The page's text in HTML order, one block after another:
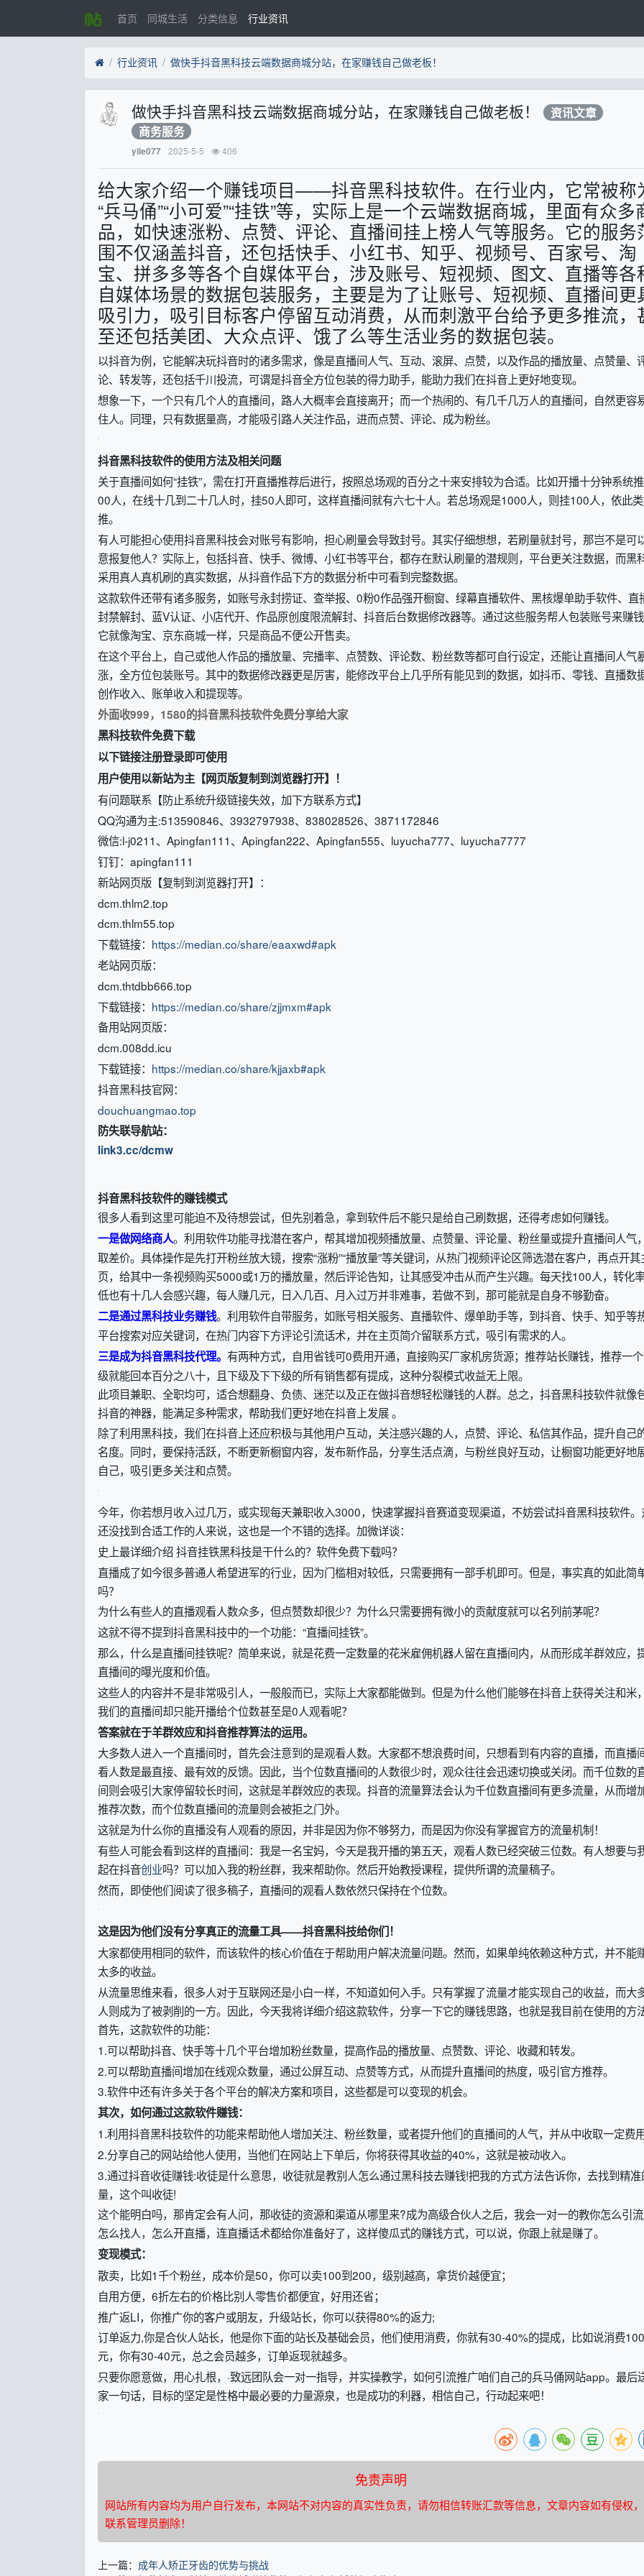
首页 同城生活 分类信息 行业资讯
行业资讯 做快手抖音黑科技云端数据商城分站，在家赚钱自己做老板！
做快手抖音黑科技云端数据商城分站，在家赚钱自己做老板！ 资讯文章
商务服务
yile077 2025-5-5 406
给大家介绍一个赚钱项目——抖音黑科技软件。在行业内，它常被称
“兵马俑”“小可爱”“挂铁”等，实际上是一个云端数据商城，里面有众多
品，如快速涨粉、点赞、评论、直播间挂上榜人气等服务。它的服务
围不仅涵盖抖音，还包括快手、小红书、知乎、视频号、百家号、淘
宝、拼多多等各个自媒体平台，涉及账号、短视频、图文、直播等各
自媒体场景的数据包装服务，主要是为了让账号、短视频、直播间更
吸引力，吸引目标客户停留互动消费，从而刺激平台给予更多推流，
至还包括美团、大众点评、饿了么等生活业务的数据包装。
以抖音为例，它能解决玩抖音时的诸多需求，像是直播间人气、互动、滚屏、点赞，以及作品的播放量、点赞量、
论、转发等，还包括千川投流，可谓是抖音全方位包装的得力助手，能助力我们在抖音上更好地变现。
想象一下，一个只有几个人的直播间，路人大概率会直接离开；而一个热闹的、有几千几万人的直播间，自然更容
住人。同理，只有数据量高，才能吸引路人关注作品，进而点赞、评论、成为粉丝。
抖音黑科技软件的使用方法及相关问题
关于直播间如何“挂铁”，需在打开直播推荐后进行，按照总场观的百分之十来安排较为合适。比如开播十分钟系统
00人，在线十几到二十几人时，挂50人即可，这样直播间就有六七十人。若总场观是1000人，则挂100人，依此类
推。
有人可能担心使用抖音黑科技会对账号有影响，担心刷量会导致封号。其实仔细想想，若刷量就封号，那岂不是可
意报复他人？实际上，包括抖音、快手、微博、小红书等平台，都存在默认刷量的潜规则，平台更关注数据，而黑
采用真人真机刷的真实数据，从抖音作品下方的数据分析中可看到完整数据。
这款软件还带有诸多服务，如账号永封捞证、查举报、0粉0作品强开橱窗、绿幕直播软件、黑核爆单助手软件、直
封禁解封、蓝V认证、小店代开、作品原创度限流解封、抖音后台数据修改器等。通过这些服务帮人包装账号来赚
它就像淘宝、京东商城一样，只是商品不便公开售卖。
在这个平台上，自己或他人作品的播放量、完播率、点赞数、评论数、粉丝数等都可自行设定，还能让直播间人气
涨，全方位包装账号。其中的数据修改器更是厉害，能修改平台上几乎所有能见到的数据，如抖币、零钱、直播数
创作收入、账单收入和提现等。
外面收999，1580的抖音黑科技软件免费分享给大家
黑科技软件免费下载
以下链接注册登录即可使用
用户使用以新站为主【网页版复制到浏览器打开】！
有问题联系【防止系统升级链接失效，加下方联系方式】
QQ沟通为主:513590846、3932797938、838028526、3871172846
微信:l-j0211、Apingfan111、Apingfan222、Apingfan555、luyucha777、luyucha7777
钉钉：apingfan111
新站网页版【复制到浏览器打开】：
dcm.thlm2.top
dcm.thlm55.top
下载链接： https://median.co/share/eaaxwd#apk
老站网页版：
dcm.thtdbb666.top
下载链接： https://median.co/share/zjjmxm#apk
备用站网页版：
dcm.008dd.icu
下载链接： https://median.co/share/kjjaxb#apk
抖音黑科技官网：
douchuangmao.top
防失联导航站：
link3.cc/dcmw
抖音黑科技软件的赚钱模式
很多人看到这里可能迫不及待想尝试，但先别着急，拿到软件后不能只是给自己刷数据，还得考虑如何赚钱。
一是做网络商人。利用软件功能寻找潜在客户，帮其增加视频播放量、点赞量、评论量、粉丝量或提升直播间人气
取差价。具体操作是先打开粉丝放大镜，搜索“涨粉”“播放量”等关键词，从热门视频评论区筛选潜在客户，再点开其
页，给其中一条视频购买5000或1万的播放量，然后评论告知，让其感受冲击从而产生兴趣。每天找100人，转化
低也有十几人会感兴趣，每人赚几元，日入几百、月入过万并非难事，若做不到，那可能就是自身不够勤奋。
二是通过黑科技业务赚钱。利用软件自带服务，如账号相关服务、直播软件、爆单助手等，到抖音、快手、知乎等
平台搜索对应关键词，在热门内容下方评论引流话术，并在主页简介留联系方式，吸引有需求的人。
三是成为抖音黑科技代理。 有两种方式，自用省钱可0费用开通，直接购买厂家机房货源；推荐站长赚钱，推荐一
级就能回本百分之八十，且下级及下下级的所有销售都有提成，这种分裂模式收益无上限。
此项目兼职、全职均可，适合想翻身、负债、迷茫以及正在做抖音想轻松赚钱的人群。总之，抖音黑科技软件就像
抖音的神器，能满足多种需求，帮助我们更好地在抖音上发展 。
除了利用黑科技，我们在抖音上还应积极与其他用户互动，关注感兴趣的人，点赞、评论、私信其作品，提升自己
名度。同时，要保持活跃，不断更新橱窗内容，发布新作品，分享生活点滴，与粉丝良好互动，让橱窗功能更好地
自己，吸引更多关注和点赞。
今年，你若想月收入过几万，或实现每天兼职收入3000，快速掌握抖音赛道变现渠道，不妨尝试抖音黑科技软件。
还没找到合适工作的人来说，这也是一个不错的选择。加微详谈：
史上最详细介绍 抖音挂铁黑科技是干什么的？软件免费下载吗？
直播成了如今很多普通人希望进军的行业，因为门槛相对较低，只需要拥有一部手机即可。但是，事实真的如此简
吗？
为什么有些人的直播观看人数众多，但点赞数却很少？为什么只需要拥有微小的贡献度就可以名列前茅呢？
这就不得不提到抖音黑科技中的一个功能：“直播间挂铁”。
那么，什么是直播间挂铁呢？简单来说，就是花费一定数量的花米雇佣机器人留在直播间内，从而形成羊群效应，
直播间的曝光度和价值。
这些人的内容并不是非常吸引人，一般般而已，实际上大家都能做到。但是为什么他们能够在抖音上获得关注和米
我们的直播间却只能开播给个位数甚至是0人观看呢？
答案就在于羊群效应和抖音推荐算法的运用。
大多数人进入一个直播间时，首先会注意到的是观看人数。大家都不想浪费时间，只想看到有内容的直播，而直播
看人数是最直接、最有效的反馈。因此，当个位数直播间的人数很少时，观众往往会迅速切换或关闭。而千位数的
间则会吸引大家停留较长时间，这就是羊群效应的表现。抖音的流量算法会认为千位数直播间有更多流量，从而增
推荐次数，而个位数直播间的流量则会被拒之门外。
这就是为什么你的直播没有人观看的原因，并非是因为你不够努力，而是因为你没有掌握官方的流量机制！
有些人可能会看到这样的直播间：我是一名宝妈，今天是我开播的第五天，观看人数已经突破三位数。有人想要与
起在抖音创业吗？可以加入我的粉丝群，我来帮助你。然后开始教授课程，提供所谓的流量稿子。
然而，即使他们阅读了很多稿子，直播间的观看人数依然只保持在个位数。
这是因为他们没有分享真正的流量工具——抖音黑科技给你们！
大家都使用相同的软件，而该软件的核心价值在于帮助用户解决流量问题。然而，如果单纯依赖这种方式，并不能
太多的收益。
从流量思维来看，很多人对于互联网还是小白一样，不知道如何入手。只有掌握了流量才能实现自己的收益，而大
人则成为了被剥削的一方。因此，今天我将详细介绍这款软件，分享一下它的赚钱思路，也就是我目前在使用的方
首先，这款软件的功能：
1.可以帮助抖音、快手等十几个平台增加粉丝数量，提高作品的播放量、点赞数、评论、收藏和转发。
2.可以帮助直播间增加在线观众数量，通过公屏互动、点赞等方式，从而提升直播间的热度，吸引官方推荐。
3.软件中还有许多关于各个平台的解决方案和项目，这些都是可以变现的机会。
其次，如何通过这款软件赚钱：
1.利用抖音黑科技软件的功能来帮助他人增加关注、粉丝数量，或者提升他们的直播间的人气，并从中收取一定费
2.分享自己的网站给他人使用，当他们在网站上下单后，你将获得其收益的40%，这就是被动收入。
3.通过抖音收徒赚钱:收徒是什么意思，收徒就是教别人怎么通过黑科技去赚钱!把我的方式方法告诉你，去找到精准
量，这个叫收徒!
这个能明白吗，那肯定会有人问，那收徒的资源和渠道从哪里来?成为高级合伙人之后，我会一对一的教你怎么引
怎么找人，怎么开直播，连直播话术都给你准备好了，这样傻瓜式的赚钱方式，可以说，你跟上就是赚了。
变现模式：
散卖，比如1千个粉丝，成本价是50，你可以卖100到200，级别越高，拿货价越便宜；
自用方便，6折左右的价格比别人零售价都便宜，好用还省；
推广返LI，你推广你的客户或朋友，升级站长，你可以获得80%的返力;
订单返力,你是合伙人站长，他是你下面的站长及基础会员，他们使用消费，你就有30-40%的提成，比如说消费100
元，你有30-40元，总之会员越多，订单返现就越多。
只要你愿意做，用心扎根，·致远团队会一对一指导，并实操教学，如何引流推广咱们自己的兵马俑网站app。最后
家一句话，目标的坚定是性格中最必要的力量源泉，也是成功的利器，相信自己，行动起来吧！
免责声明
网站所有内容均为用户自行发布，本网站不对内容的真实性负责，请勿相信转账汇款等信息，文章内容如有侵权
联系管理员删除！
上一篇： 成年人矫正牙齿的优势与挑战